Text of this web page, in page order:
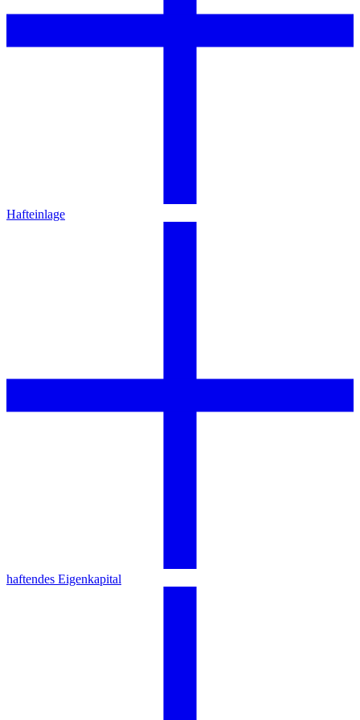
Hafteinlage
haftendes Eigenkapital